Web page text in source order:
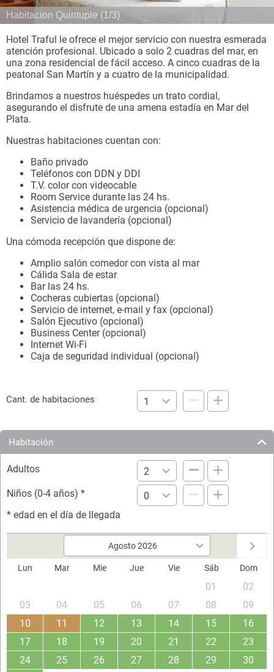
Habitacion Quintuple (1/3)
Hotel Traful le ofrece el mejor servicio con nuestra esmerada
atención profesional. Ubicado a solo 2 cuadras del mar, en
una zona residencial de fácil acceso. A cinco cuadras de la
peatonal San Martín y a cuatro de la municipalidad.
Brindamos a nuestros huéspedes un trato cordial,
asegurando el disfrute de una amena estadía en Mar del
Plata.
Nuestras habitaciones cuentan con:
Baño privado
Teléfonos con DDN y DDI
T.V. color con videocable
Room Service durante las 24 hs.
Asistencia médica de urgencia (opcional)
Servicio de lavandería (opcional)
Una cómoda recepción que dispone de:
Amplio salón comedor con vista al mar
Cálida Sala de estar
Bar las 24 hs.
Cocheras cubiertas (opcional)
Servicio de internet, e-mail y fax (opcional)
Salón Ejecutivo (opcional)
Business Center (opcional)
Internet Wi-Fi
Caja de seguridad individual (opcional)
Cant. de habitaciones
Habitación
Adultos
Niños (0-4 años) *
* edad en el día de llegada
Lun Mar Mie Jue Vie Sáb Dom
01
02
03
04 05 06 07 08
09
10
11 12 13 14 15
16
17
18 19 20 21 22
23
24
25 26 27 28 29 30